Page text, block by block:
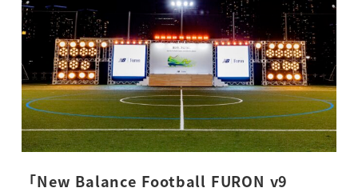
「New Balance Football FURON v9